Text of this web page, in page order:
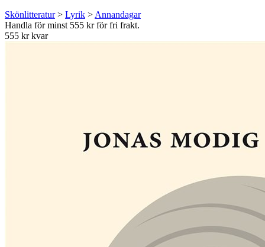
Skönlitteratur> Lyrik > Annandagar
Handla för minst 555 kr för fri frakt.
555 kr kvar